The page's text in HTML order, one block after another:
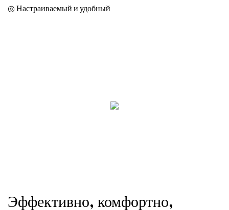
◎ Настраиваемый и удобный
Эффективно, комфортно,